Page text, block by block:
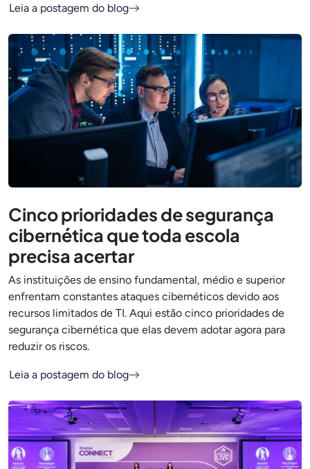
Leia a postagem do blog
Cinco prioridades de segurança
cibernética que toda escola
precisa acertar
As instituições de ensino fundamental, médio e superior
enfrentam constantes ataques cibernéticos devido aos
recursos limitados de TI. Aqui estão cinco prioridades de
segurança cibernética que elas devem adotar agora para
reduzir os riscos.
Leia a postagem do blog